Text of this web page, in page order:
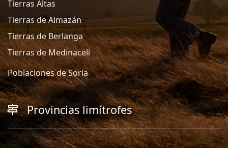
Tierras Altas
Tierras de Almazán
Tierras de Berlanga
Tierras de Medinaceli
Poblaciones de Soria
Provincias limítrofes